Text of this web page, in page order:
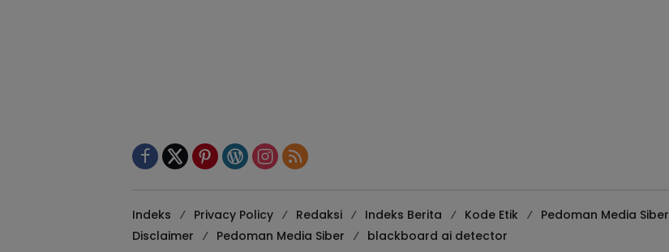
Indeks Privacy Policy Redaksi Indeks Berita Kode Etik Pedoman Media Siber
Disclaimer
Pedoman Media Siber blackboard ai detector